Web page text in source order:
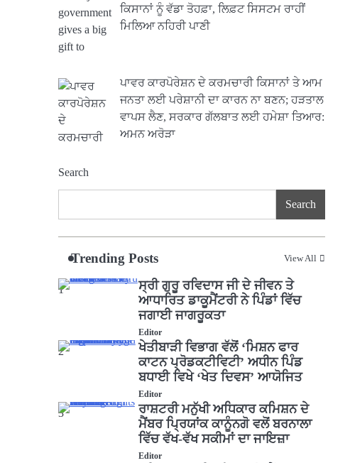
ਕਿਸਾਨਾਂ ਨੂੰ ਵੱਡਾ ਤੋਹਫ਼ਾ, ਲਿਫ਼ਟ ਸਿਸਟਮ ਰਾਹੀਂ
ਮਿਲਿਆ ਨਹਿਰੀ ਪਾਣੀ
ਪਾਵਰ ਕਾਰਪੋਰੇਸ਼ਨ ਦੇ ਕਰਮਚਾਰੀ ਕਿਸਾਨਾਂ ਤੇ ਆਮ
ਜਨਤਾ ਲਈ ਪਰੇਸ਼ਾਨੀ ਦਾ ਕਾਰਨ ਨਾ ਬਣਨ; ਹੜਤਾਲ
ਵਾਪਸ ਲੈਣ, ਸਰਕਾਰ ਗੱਲਬਾਤ ਲਈ ਹਮੇਸ਼ਾ ਤਿਆਰ:
ਅਮਨ ਅਰੋੜਾ
Search
Search
Trending Posts View All
1
ਸ੍ਰੀ ਗੁਰੂ ਰਵਿਦਾਸ ਜੀ ਦੇ ਜੀਵਨ ਤੇ
ਆਧਾਰਿਤ ਡਾਕੂਮੈਂਟਰੀ ਨੇ ਪਿੰਡਾਂ ਵਿੱਚ
ਜਗਾਈ ਜਾਗਰੂਕਤਾ
Editor
2
ਖੇਤੀਬਾੜੀ ਵਿਭਾਗ ਵੱਲੋਂ ‘ਮਿਸ਼ਨ ਫਾਰ
ਕਾਟਨ ਪ੍ਰੋਡਕਟੀਵਿਟੀ’ ਅਧੀਨ ਪਿੰਡ
ਬਧਾਈ ਵਿਖੇ ‘ਖੇਤ ਦਿਵਸ’ ਆਯੋਜਿਤ
Editor
3
ਰਾਸ਼ਟਰੀ ਮਨੁੱਖੀ ਅਧਿਕਾਰ ਕਮਿਸ਼ਨ ਦੇ
ਮੈਂਬਰ ਪ੍ਰਿਯਾਂਕ ਕਾਨੂੰਨਗੋ ਵਲੋਂ ਬਰਨਾਲਾ
ਵਿੱਚ ਵੱਖ-ਵੱਖ ਸਕੀਮਾਂ ਦਾ ਜਾਇਜ਼ਾ
Editor